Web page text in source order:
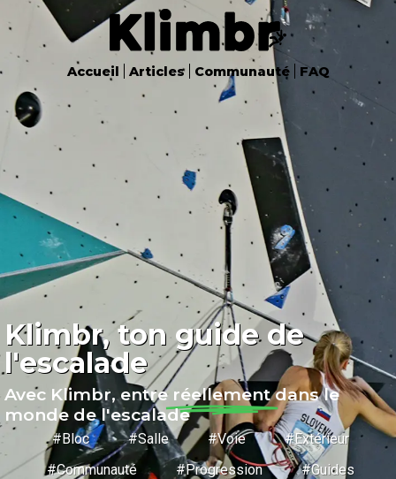
Accueil Articles Communauté FAQ
Klimbr, ton guide de
l'escalade
Avec Klimbr, entre réellement dans le
monde de l'escalade
#Bloc #Salle #Voie #Extérieur
#Communauté #Progression #Guides